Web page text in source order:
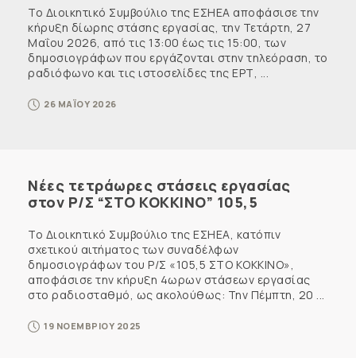
Το Διοικητικό Συμβούλιο της ΕΣΗΕΑ αποφάσισε την
κήρυξη δίωρης στάσης εργασίας, την Τετάρτη, 27
Μαΐου 2026, από τις 13:00 έως τις 15:00, των
δημοσιογράφων που εργάζονται στην τηλεόραση, το
ραδιόφωνο και τις ιστοσελίδες της ΕΡΤ, ...
26 ΜΑΪΟΥ 2026
Νέες τετράωρες στάσεις εργασίας
στον Ρ/Σ “ΣΤΟ ΚΟΚΚΙΝΟ” 105,5
Το Διοικητικό Συμβούλιο της ΕΣΗΕΑ, κατόπιν
σχετικού αιτήματος των συναδέλφων
δημοσιογράφων του Ρ/Σ «105,5 ΣΤΟ ΚΟΚΚΙΝΟ»,
αποφάσισε την κήρυξη 4ωρων στάσεων εργασίας
στο ραδιοσταθμό, ως ακολούθως: Την Πέμπτη, 20 ...
19 ΝΟΕΜΒΡΙΟΥ 2025